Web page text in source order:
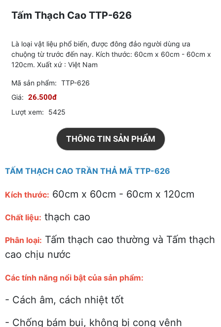
Tấm Thạch Cao TTP-626
Là loại vật liệu phổ biến, được đông đảo người dùng ưa
chuộng từ trước đến nay. Kích thước: 60cm x 60cm - 60cm x
120cm. Xuất xứ : Việt Nam
Mã sản phẩm: TTP-626
Giá: 26.500đ
Lượt xem: 5425
THÔNG TIN SẢN PHẨM
TẤM THẠCH CAO TRẦN THẢ MÃ TTP-626
Kích thước: 60cm x 60cm - 60cm x 120cm
Chất liệu: thạch cao
Phân loại: Tấm thạch cao thường và Tấm thạch
cao chịu nước
Các tính năng nổi bật của sản phẩm:
- Cách âm, cách nhiệt tốt
- Chống bám bụi, không bị cong vênh